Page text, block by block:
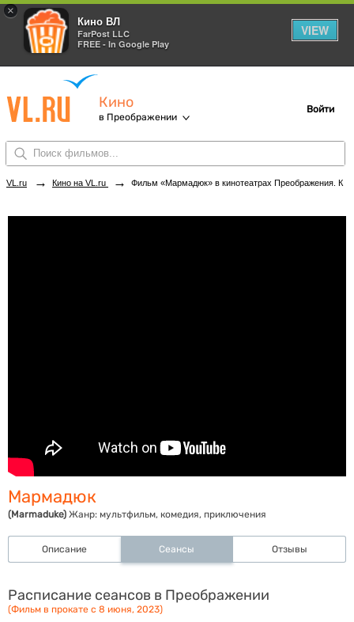
×
Кино ВЛ
FarPost LLC
FREE - In Google Play
VIEW
Кино
в Преображении
Войти
VL.ru → Кино на VL.ru → Фильм «Мармадюк» в кинотеатрах Преображения. Купить билеты!
Мармадюк
(Marmaduke) Жанр: мультфильм, комедия, приключения
Описание Сеансы Отзывы
Расписание сеансов в Преображении
(Фильм в прокате с 8 июня, 2023)